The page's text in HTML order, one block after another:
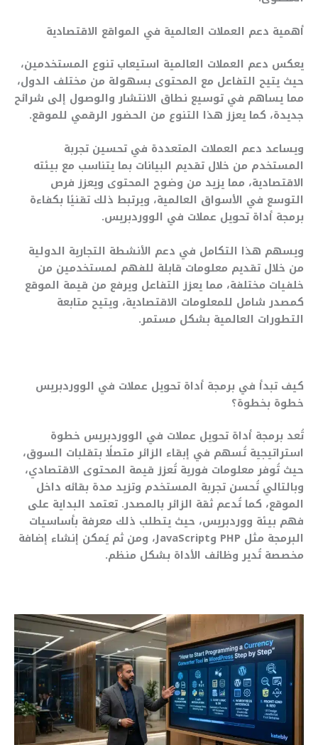
أهمية دعم العملات العالمية في المواقع الاقتصادية
يعكس دعم العملات العالمية استيعاب تنوع المستخدمين،
حيث يتيح التفاعل مع المحتوى بسهولة من مختلف الدول،
مما يساهم في توسيع نطاق الانتشار والوصول إلى شرائح
جديدة، كما يعزز هذا التنوع من الحضور الرقمي للموقع.
ويساعد دعم العملات المتعددة في تحسين تجربة
المستخدم من خلال تقديم البيانات بما يتناسب مع بيئته
الاقتصادية، مما يزيد من وضوح المحتوى ويعزز فرص
التوسع في الأسواق العالمية، ويرتبط ذلك تقنيًا بكفاءة
برمجة أداة تحويل عملات في الووردبريس.
ويسهم هذا التكامل في دعم الأنشطة التجارية الدولية
من خلال تقديم معلومات قابلة للفهم لمستخدمين من
خلفيات مختلفة، مما يعزز التفاعل ويرفع من قيمة الموقع
كمصدر شامل للمعلومات الاقتصادية، ويتيح متابعة
التطورات العالمية بشكل مستمر.
كيف تبدأ في برمجة أداة تحويل عملات في الووردبريس
خطوة بخطوة؟
تُعد برمجة أداة تحويل عملات في الووردبريس خطوة
استراتيجية تُسهم في إبقاء الزائر متصلًا بتقلبات السوق،
حيث تُوفر معلومات فورية تُعزز قيمة المحتوى الاقتصادي،
وبالتالي تُحسن تجربة المستخدم وتزيد مدة بقائه داخل
الموقع، كما تُدعم ثقة الزائر بالمصدر. تعتمد البداية على
فهم بيئة ووردبريس، حيث يتطلب ذلك معرفة بأساسيات
البرمجة مثل PHP وJavaScript، ومن ثم يُمكن إنشاء إضافة
مخصصة تُدير وظائف الأداة بشكل منظم.